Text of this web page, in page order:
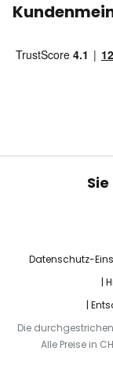
Datenschutz-
Die
Alle Preise in